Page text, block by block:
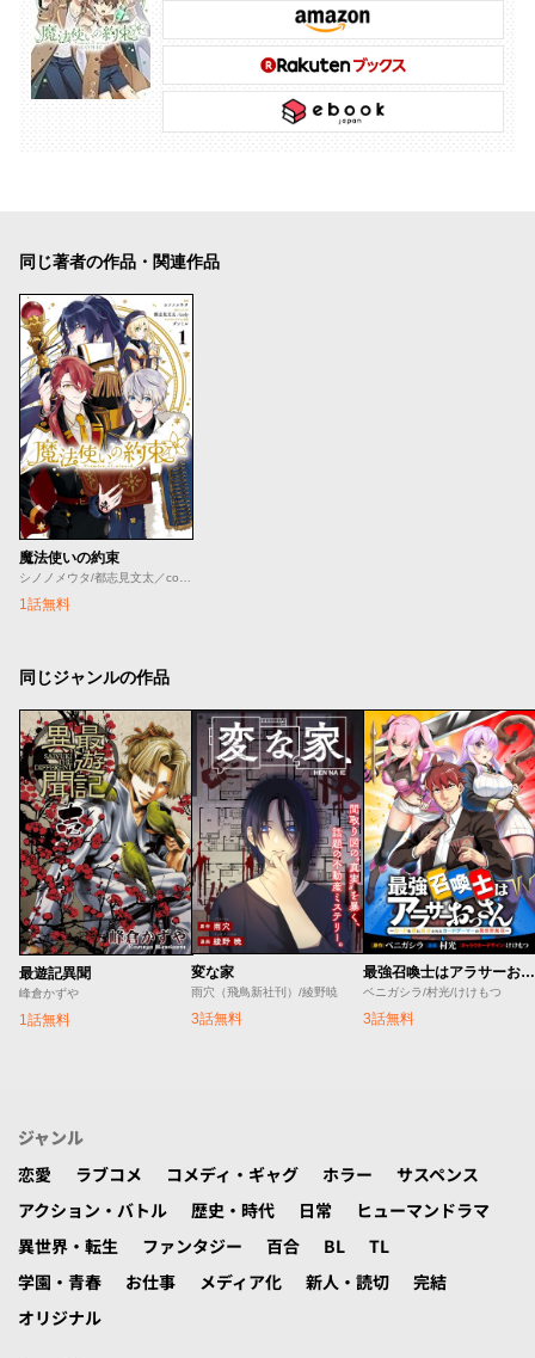
同じ著者の作品・関連作品
魔法使いの約束
1話無料
同じジャンルの作品
最遊記異聞
峰倉かずや
1話無料
変な家
雨穴（飛鳥新社刊）/綾野暁
3話無料
最強召喚士はアラサーおっさん 〜カードを親に処分されたカードゲーマーの異世界無双〜
ベニガシラ/村光/けけもつ
3話無料
ジャンル
恋愛
ラブコメ コメディ・ギャグ ホラー
サスペンス
アクション・バトル
歴史・時代 日常
ヒューマンドラマ
異世界・転生
ファンタジー 百合 BL
TL
学園・青春
お仕事 メディア化 新人・読切
完結
オリジナル